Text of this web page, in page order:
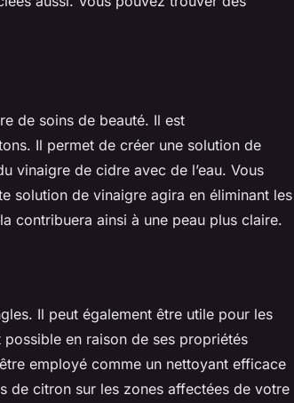
de soins de beauté. Il est
Il permet de créer une solution de
vinaigre de cidre avec de l’eau. Vous
solution de vinaigre agira en éliminant les
contribuera ainsi à une peau plus claire.
Il peut également être utile pour les
possible en raison de ses propriétés
employé comme un nettoyant efficace
de citron sur les zones affectées de votre